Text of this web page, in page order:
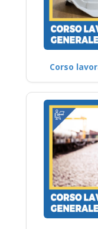
Corso